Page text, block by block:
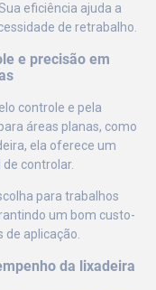
eficiência ajuda a
de retrabalho.
e precisão em
controle e pela
áreas planas, como
ela oferece um
controlar.
para trabalhos
um bom custo-
aplicação.
da lixadeira